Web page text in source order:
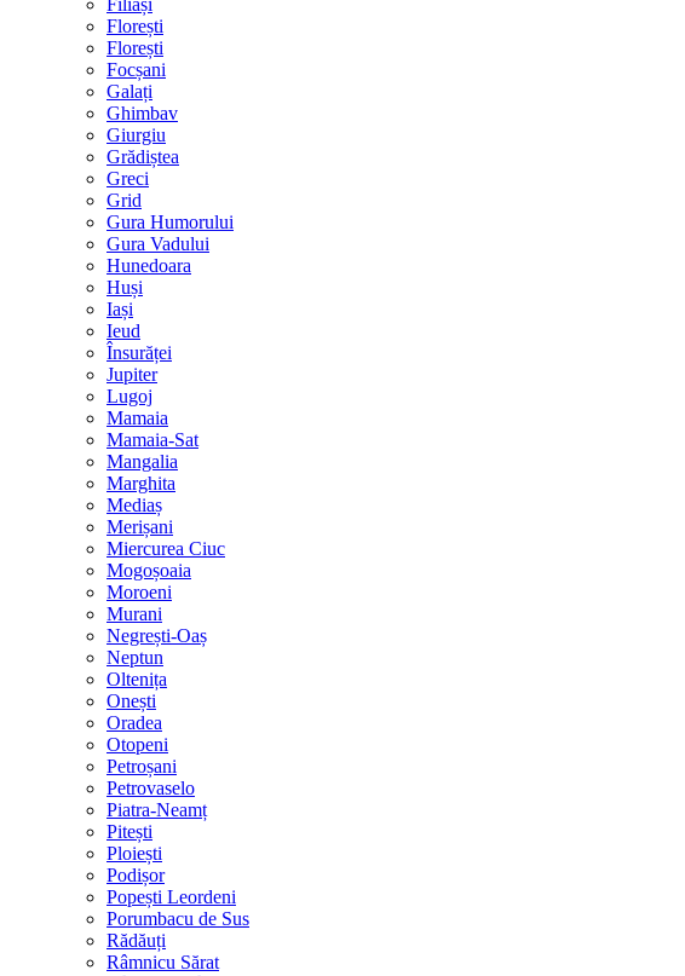
Filiași
Florești
Florești
Focșani
Galați
Ghimbav
Giurgiu
Grădiștea
Greci
Grid
Gura Humorului
Gura Vadului
Hunedoara
Huși
Iași
Ieud
Însurăței
Jupiter
Lugoj
Mamaia
Mamaia-Sat
Mangalia
Marghita
Mediaș
Merișani
Miercurea Ciuc
Mogoșoaia
Moroeni
Murani
Negrești-Oaș
Neptun
Oltenița
Onești
Oradea
Otopeni
Petroșani
Petrovaselo
Piatra-Neamț
Pitești
Ploiești
Podișor
Popești Leordeni
Porumbacu de Sus
Rădăuți
Râmnicu Sărat